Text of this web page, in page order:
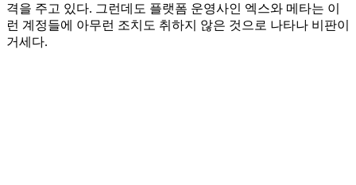
격을 주고 있다. 그런데도 플랫폼 운영사인 엑스와 메타는 이
런 계정들에 아무런 조치도 취하지 않은 것으로 나타나 비판이
거세다.